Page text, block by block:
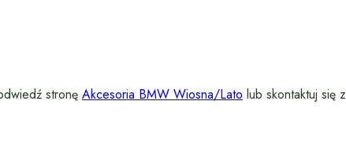
stronę Akcesoria BMW Wiosna/Lato lub skontaktuj się z